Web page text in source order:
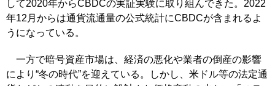
して2020年からCBDCの実証実験に取り組んできた。2022
年12月からは通貨流通量の公式統計にCBDCが含まれるよ
うになっている。
一方で暗号資産市場は、経済の悪化や業者の倒産の影響
により“冬の時代”を迎えている。しかし、米ドル等の法定通